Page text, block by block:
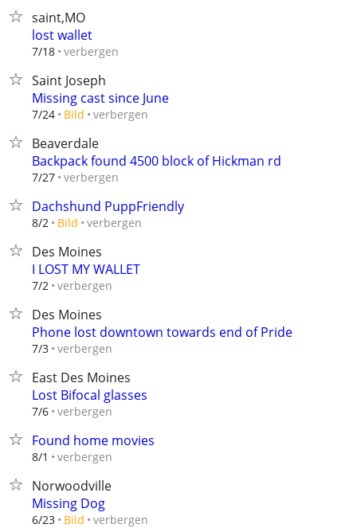
saint,MO
lost wallet
7/18 verbergen
Saint Joseph
Missing cast since June
7/24 Bild verbergen
Beaverdale
Backpack found 4500 block of Hickman rd
7/27 verbergen
Dachshund PuppFriendly
8/2 Bild verbergen
Des Moines
I LOST MY WALLET
7/2 verbergen
Des Moines
Phone lost downtown towards end of Pride
7/3 verbergen
East Des Moines
Lost Bifocal glasses
7/6 verbergen
Found home movies
8/1 verbergen
Norwoodville
Missing Dog
6/23 Bild verbergen